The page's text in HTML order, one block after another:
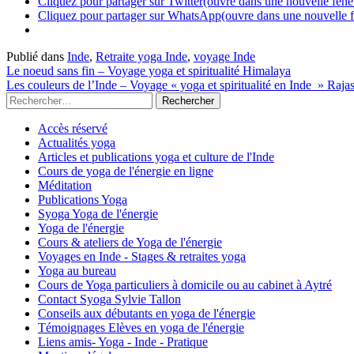
Cliquez pour partager sur WhatsApp(ouvre dans une nouvelle
Publié dans Inde, Retraite yoga Inde, voyage Inde
Le noeud sans fin – Voyage yoga et spiritualité Himalaya
Les couleurs de l’Inde – Voyage « yoga et spiritualité en Inde »
Accès réservé
Actualités yoga
Articles et publications yoga et culture de l'Inde
Cours de yoga de l'énergie en ligne
Méditation
Publications Yoga
Syoga Yoga de l'énergie
Yoga de l'énergie
Cours & ateliers de Yoga de l'énergie
Voyages en Inde - Stages & retraites yoga
Yoga au bureau
Cours de Yoga particuliers à domicile ou au cabinet à Aytré
Contact Syoga Sylvie Tallon
Conseils aux débutants en yoga de l'énergie
Témoignages Elèves en yoga de l'énergie
Liens amis- Yoga - Inde - Pratique